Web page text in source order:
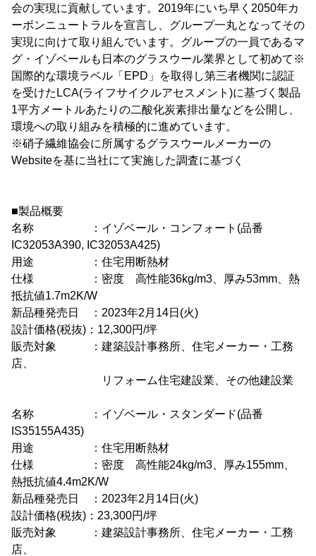
会の実現に貢献しています。2019年にいち早く2050年カ
ーボンニュートラルを宣言し、グループ一丸となってその
実現に向けて取り組んでいます。グループの一員であるマ
グ・イゾベールも日本のグラスウール業界として初めて※
国際的な環境ラベル「EPD」を取得し第三者機関に認証
を受けたLCA(ライフサイクルアセスメント)に基づく製品
1平方メートルあたりの二酸化炭素排出量などを公開し、
環境への取り組みを積極的に進めています。
※硝子繊維協会に所属するグラスウールメーカーの
Websiteを基に当社にて実施した調査に基づく
■製品概要
名称 ：イゾベール・コンフォート(品番
IC32053A390, IC32053A425)
用途 ：住宅用断熱材
仕様 ：密度 高性能36kg/m3、厚み53mm、熱
抵抗値1.7m2K/W
新品種発売日 ：2023年2月14日(火)
設計価格(税抜)：12,300円/坪
販売対象 ：建築設計事務所、住宅メーカー・工務
店、
リフォーム住宅建設業、その他建設業
名称 ：イゾベール・スタンダード(品番
IS35155A435)
用途 ：住宅用断熱材
仕様 ：密度 高性能24kg/m3、厚み155mm、
熱抵抗値4.4m2K/W
新品種発売日 ：2023年2月14日(火)
設計価格(税抜)：23,300円/坪
販売対象 ：建築設計事務所、住宅メーカー・工務
店、